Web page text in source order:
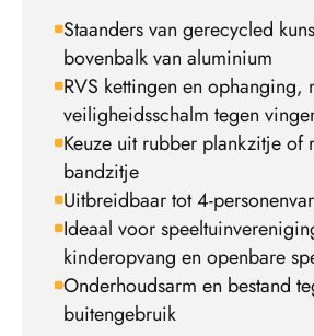
Staanders van gerecycled
bovenbalk van aluminium
RVS kettingen en ophanging,
veiligheidsschalm tegen
Keuze uit rubber plankzitje of
bandzitje
Uitbreidbaar tot 4-
Ideaal voor
kinderopvang en openbare
Onderhoudsarm en bestand
buitengebruik